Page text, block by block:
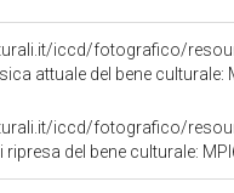
iccd/fotografico/
attuale del bene culturale:
iccd/fotografico/
ripresa del bene culturale: